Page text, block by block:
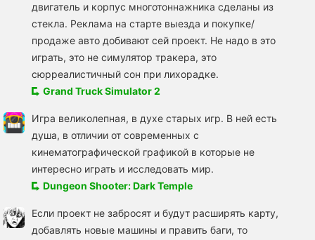
двигатель и корпус многотоннажника сделаны из
стекла. Реклама на старте выезда и покупке/
продаже авто добивают сей проект. Не надо в это
играть, это не симулятор тракера, это
сюрреалистичный сон при лихорадке.
Grand Truck Simulator 2
Игра великолепная, в духе старых игр. В ней есть
душа, в отличии от современных с
кинематографической графикой в которые не
интересно играть и исследовать мир.
Dungeon Shooter: Dark Temple
Если проект не забросят и будут расширять карту,
добавлять новые машины и править баги, то